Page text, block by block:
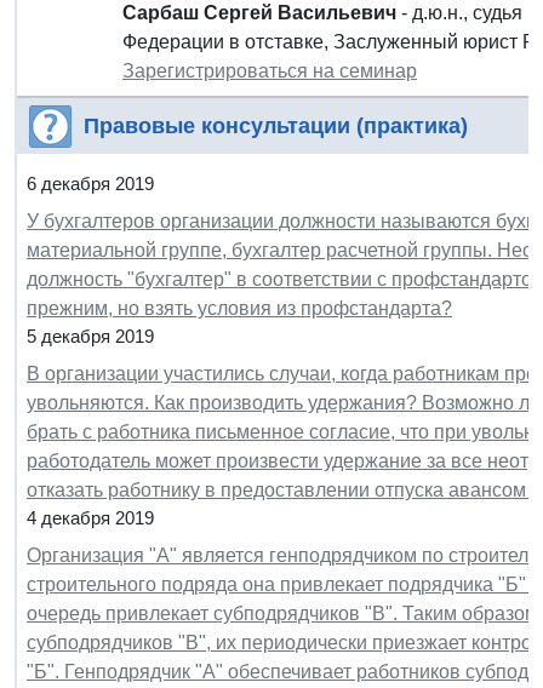
Сарбаш Сергей Васильевич - д.ю.н., судья
Федерации в отставке, Заслуженный юрист
Зарегистрироваться на семинар
Правовые консультации (практика)
6 декабря 2019
У бухгалтеров организации должности называются
материальной группе, бухгалтер расчетной группы.
должность "бухгалтер" в соответствии с
прежним, но взять условия из профстандарта?
5 декабря 2019
В организации участились случаи, когда работникам
увольняются. Как производить удержания? Возможно
брать с работника письменное согласие, что при
работодатель может произвести удержание за все
отказать работнику в предоставлении отпуска авансом
4 декабря 2019
Организация "А" является генподрядчиком по
строительного подряда она привлекает подрядчика "Б"
очередь привлекает субподрядчиков "В". Таким
субподрядчиков "В", их периодически приезжает
"Б". Генподрядчик "А" обеспечивает работников